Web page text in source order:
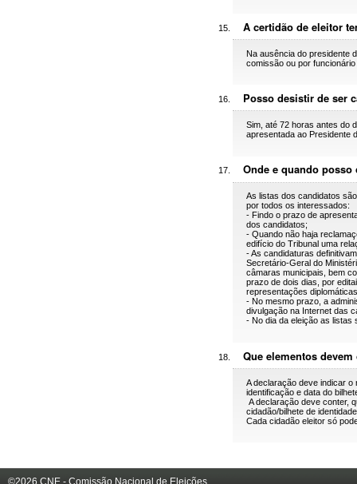
A certidão de eleitor
Na ausência do presidente
comissão ou por
Posso desistir de ser
Sim, até 72 horas antes do
apresentada ao Presidente
Onde e quando
As listas dos candidatos
por todos os interessados:
- Findo o prazo de
dos candidatos;
- Quando não haja
edifício do Tribunal uma
- As candidaturas
Secretário-Geral do
câmaras municipais, bem
prazo de dois dias, por
representações
- No mesmo prazo, a
divulgação na Internet das
- No dia da eleição as listas
Que elementos
A declaração deve indicar o
identificação e data do
A declaração deve conter,
cidadão/bilhete de
Cada cidadão eleitor só
©2026 CNE - Comissão Nacional de Eleições